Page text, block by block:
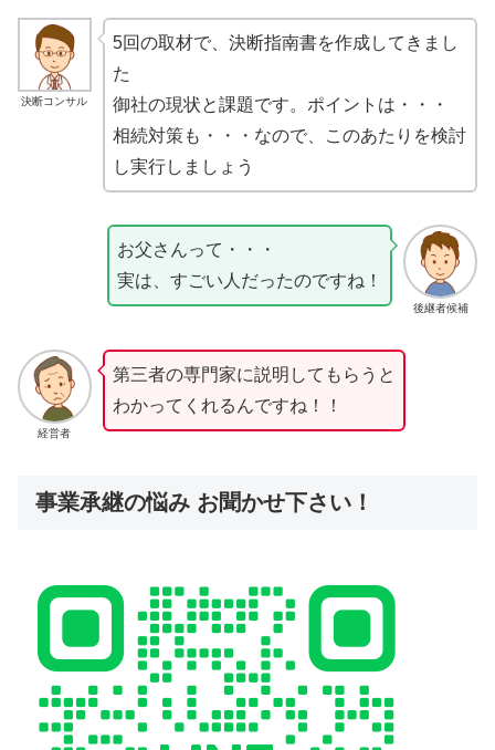
決断コンサル
5回の取材で、決断指南書を作成してきまし
た
御社の現状と課題です。ポイントは・・・
相続対策も・・・なので、このあたりを検討
し実行しましょう
後継者候補
お父さんって・・・
実は、すごい人だったのですね！
経営者
第三者の専門家に説明してもらうと
わかってくれるんですね！！
事業承継の悩み お聞かせ下さい！